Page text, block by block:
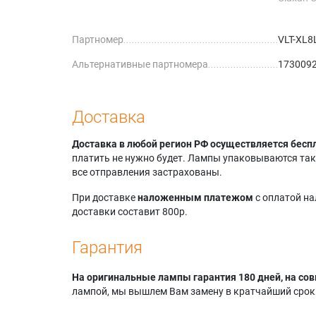
Dukane
Elux
Everest
Geha
Geha
Партномер VLT-
Альтернативные партномера
Доставка
Доставка в любой регион РФ осуществляется
платить не нужно будет. Лампы упаковываются
все отправления застрахованы.
При доставкеналоженным платежом с оплатой
доставки составит 800р.
Гарантия
На оригинальные лампы гарантия 180 дней, на
лампой, мы вышлем Вам замену в кратчайший срок.